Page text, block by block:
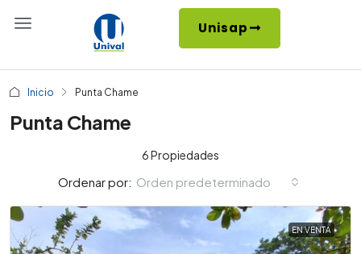
Unisap
Inicio Punta Chame
Punta Chame
6 Propiedades
Ordenar por: Orden predeterminado
EN VENTA